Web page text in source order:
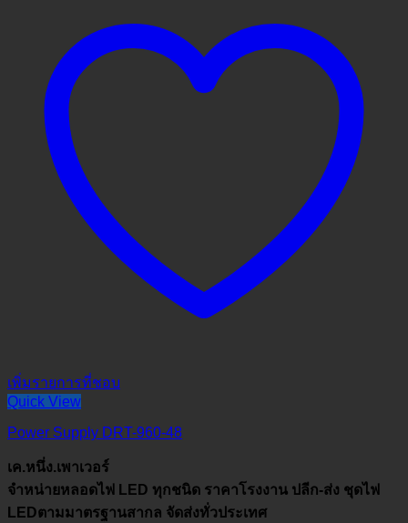
เพิ่มรายการที่ชอบ
Quick View
Power Supply DRT-960-48
เค.หนึ่ง.เพาเวอร์
จำหน่ายหลอดไฟ LED ทุกชนิด ราคาโรงงาน ปลีก-ส่ง ชุดไฟ
LEDตามมาตรฐานสากล จัดส่งทั่วประเทศ